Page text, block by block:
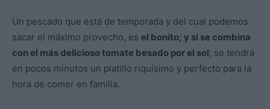
Un pescado que está de temporada y del cual podemos
sacar el máximo provecho, es el bonito; y si se combina
con el más delicioso tomate besado por el sol, se tendrá
en pocos minutos un platillo riquísimo y perfecto para la
hora de comer en familia.